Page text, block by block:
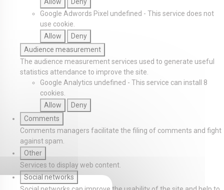
Google Adwords Pixel undefined - This service does not
use cookie.
Allow
Deny
Audience measurement
The audience measurement services used to generate useful
statistics attendance to improve the site.
Google Analytics undefined - This service can install 8
cookies.
Allow
Deny
Comments
Comments managers facilitate the filing of comments and fight
against spam.
Other
Services to display web content.
Social networks